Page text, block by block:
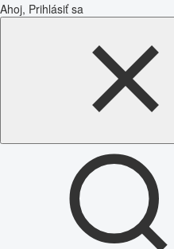
Ahoj, Prihlásiť sa